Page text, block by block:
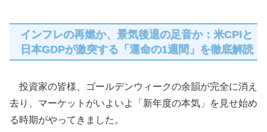
インフレの再燃か、景気後退の足音か：米CPIと
日本GDPが激突する「運命の1週間」を徹底解読
投資家の皆様、ゴールデンウィークの余韻が完全に消え
去り、マーケットがいよいよ「新年度の本気」を見せ始め
る時期がやってきました。